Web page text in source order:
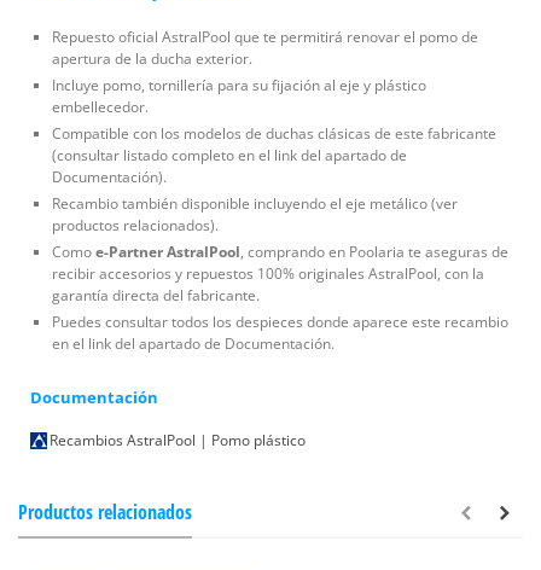
Repuesto oficial AstralPool que te permitirá renovar el pomo de
apertura de la ducha exterior.
Incluye pomo, tornillería para su fijación al eje y plástico
embellecedor.
Compatible con los modelos de duchas clásicas de este fabricante
(consultar listado completo en el link del apartado de
Documentación).
Recambio también disponible incluyendo el eje metálico (ver
productos relacionados).
Comoe-Partner AstralPool, comprando en Poolaria te aseguras de
recibir accesorios y repuestos 100% originales AstralPool, con la
garantía directa del fabricante.
Puedes consultar todos los despieces donde aparece este recambio
en el link del apartado de Documentación.
Documentación
Recambios AstralPool | Pomo plástico
Productos relacionados